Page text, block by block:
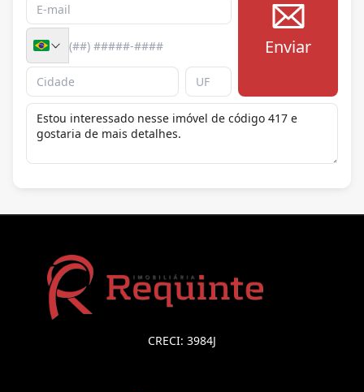
Enviar
CRECI: 3984J